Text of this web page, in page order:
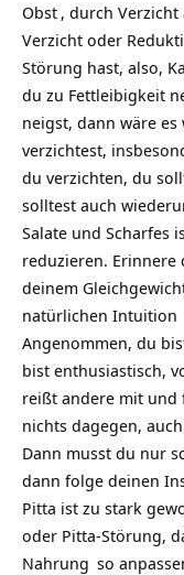
Obst , durch
Verzicht oder
Störung hast, also,
du zu Fettleibigkeit
neigst, dann wäre
verzichtest,
du verzichten, du
solltest auch
Salate und Scharfes
reduzieren.
deinem
natürlichen Intuition
Angenommen, du
bist enthusiastisch,
reißt andere mit
nichts dagegen,
Dann musst du nur
dann folge deinen
Pitta ist zu stark
oder Pitta-Störung,
Nahrung so